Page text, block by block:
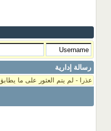
رسالة إدارية
عذرا - لم يتم العثور على ما